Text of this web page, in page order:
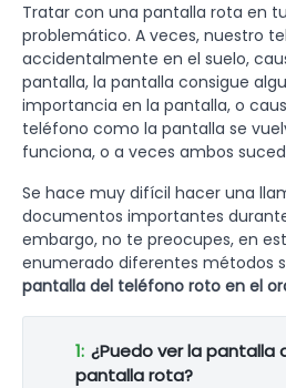
Tratar con una pantalla rota en
problemático. A veces, nuestro
accidentalmente en el suelo,
pantalla, la pantalla consigue
importancia en la pantalla, o
teléfono como la pantalla se
funciona, o a veces ambos
Se hace muy difícil hacer una
documentos importantes
embargo, no te preocupes, en
enumerado diferentes métodos
pantalla del teléfono roto en el
1: ¿Puedo ver la pantalla
pantalla rota?